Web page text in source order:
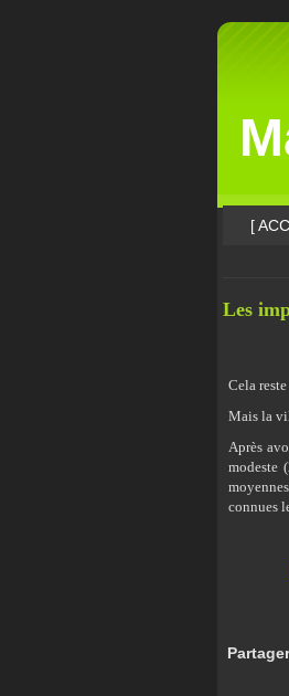
[
Les
Cela
Mais la
Après
modeste
connues